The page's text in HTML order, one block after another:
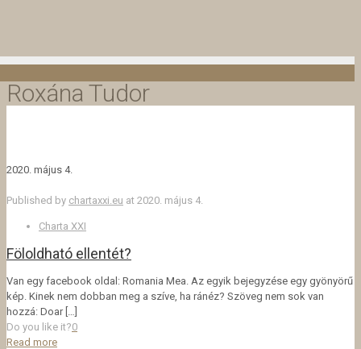
Roxána Tudor
2020. május 4.
Published by chartaxxi.eu at 2020. május 4.
Charta XXI
Föloldható ellentét?
Van egy facebook oldal: Romania Mea. Az egyik bejegyzése egy gyönyörű
kép. Kinek nem dobban meg a szíve, ha ránéz? Szöveg nem sok van
hozzá: Doar[…]
Do you like it?0
Read more